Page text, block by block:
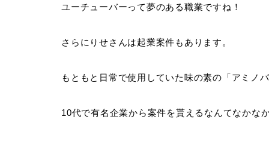
ユーチューバーって夢のある職業ですね！
さらにりせさんは起業案件もあります。
もともと日常で使用していた味の素の「アミノ
10代で有名企業から案件を貰えるなんてなかな